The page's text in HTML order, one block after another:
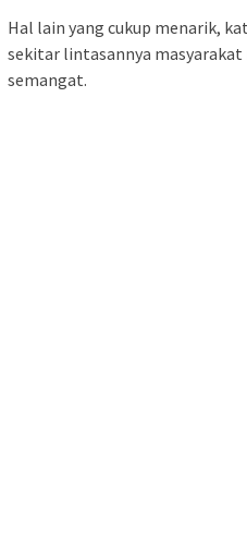
Hal lain yang cukup menarik,
sekitar lintasannya
semangat.